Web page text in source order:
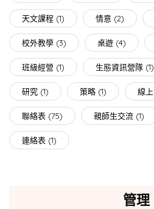
天文課程 (1) 情意 (2)
校外教學 (3) 桌遊 (4)
班級經營 (1) 生態資訊營隊 (1)
研究 (1) 策略 (1) 線
聯絡表 (75) 親師生交流 (1)
連絡表 (1)
管理